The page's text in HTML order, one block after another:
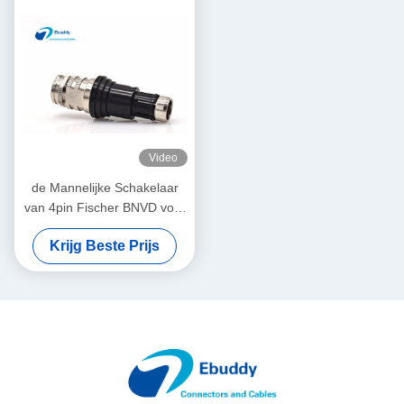
Video
de Mannelijke Schakelaar
van 4pin Fischer BNVD voor
Systemen pvs-31 van de
Nachtvisie
Krijg Beste Prijs